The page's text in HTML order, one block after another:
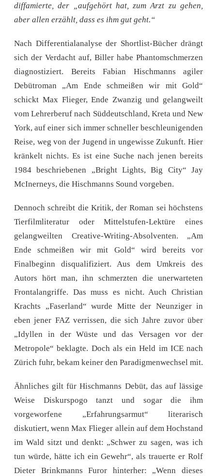
diffamierte, der „aufgehört hat, zum Arzt zu gehen,
aber allen erzählt, dass es ihm gut geht.“
Nach Differentialanalyse der Shortlist-Bücher drängt
sich der Verdacht auf, Biller habe Phantomschmerzen
diagnostiziert. Bereits Fabian Hischmanns agiler
Debütroman „Am Ende schmeißen wir mit Gold“
schickt Max Flieger, Ende Zwanzig und gelangweilt
vom Lehrerberuf nach Süddeutschland, Kreta und New
York, auf einer sich immer schneller beschleunigenden
Reise, weg von der Jugend in ungewisse Zukunft. Hier
kränkelt nichts. Es ist eine Suche nach jenen bereits
1984 beschriebenen „Bright Lights, Big City“ Jay
McInerneys, die Hischmanns Sound vorgeben.
Dennoch schreibt die Kritik, der Roman sei höchstens
Tierfilmliteratur oder Mittelstufen-Lektüre eines
gelangweilten Creative-Writing-Absolventen. „Am
Ende schmeißen wir mit Gold“ wird bereits vor
Finalbeginn disqualifiziert. Aus dem Umkreis des
Autors hört man, ihn schmerzten die unerwarteten
Frontalangriffe. Das muss es nicht. Auch Christian
Krachts „Faserland“ wurde Mitte der Neunziger in
eben jener FAZ verrissen, die sich Jahre zuvor über
„Idyllen in der Wüste und das Versagen vor der
Metropole“ beklagte. Doch als ein Held im ICE nach
Zürich fuhr, bekam keiner den Paradigmenwechsel mit.
Ähnliches gilt für Hischmanns Debüt, das auf lässige
Weise Diskurspogo tanzt und sogar die ihm
vorgeworfene „Erfahrungsarmut“ literarisch
diskutiert, wenn Max Flieger allein auf dem Hochstand
im Wald sitzt und denkt: „Schwer zu sagen, was ich
tun würde, hätte ich ein Gewehr“, als trauerte er Rolf
Dieter Brinkmanns Furor hinterher: „Wenn dieses